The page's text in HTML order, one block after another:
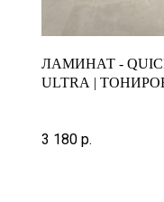
ЛАМИНАТ -
ULTRA |
3 180 р.